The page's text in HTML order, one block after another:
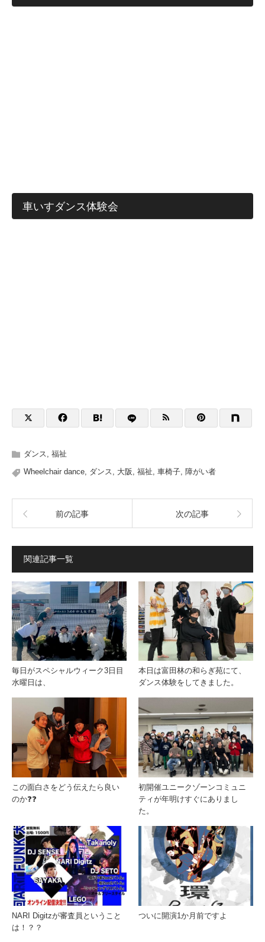
車いすダンス体験会
ダンス
福祉
Wheelchair dance ダンス 大阪 福祉 車椅子 障がい者
前の記事 次の記事
関連記事一覧
毎日がスペシャルウィーク3日目
水曜日は、
本日は富田林の和らぎ苑にて、
ダンス体験をしてきました。
この面白さをどう伝えたら良い
のか❓❓
初開催ユニークゾーンコミュニ
ティが年明けすぐにありまし
た。
NARI Digitzが審査員ということ
は！？？
ついに開演1か月前ですよ